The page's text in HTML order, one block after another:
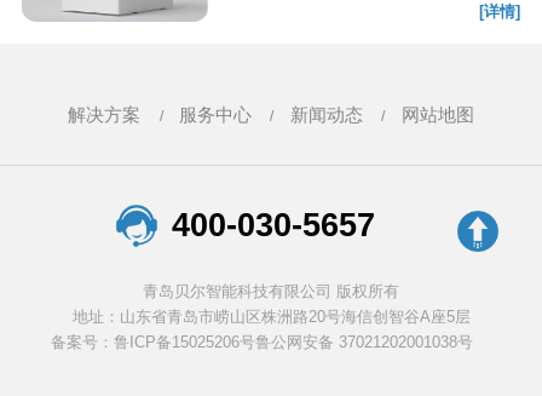
[详情]
解决方案 服务中心 新闻动态 网站地图
400-030-5657
青岛贝尔智能科技有限公司 版权所有
地址：山东省青岛市崂山区株洲路20号海信创智谷A座5层
备案号：鲁ICP备15025206号鲁公网安备 37021202001038号